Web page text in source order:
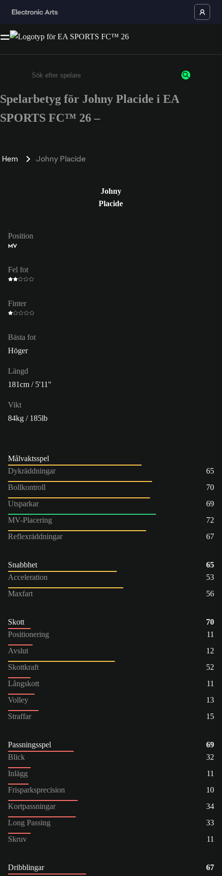
Ange minst 3 tecken eller siffror
Spelarbetyg för Johny Placide i EA
SPORTS FC™ 26 –
Hem Johny Placide
Johny
Placide
Position
MV
Fel fot
Finter
Bästa fot
Höger
Längd
181cm / 5'11"
Vikt
84kg / 185lb
Målvaktsspel
Dykräddningar
65
Bollkontroll
70
Utsparkar
69
MV-Placering
72
Reflexräddningar
67
Snabbhet
65
Acceleration
53
Maxfart
56
Skott
70
Positionering
11
Avslut
12
Skottkraft
52
Långskott
11
Volley
13
Straffar
15
Passningsspel
69
Blick
32
Inlägg
11
Frisparksprecision
10
Kortpassningar
34
Long Passing
33
Skruv
11
Dribblingar
67